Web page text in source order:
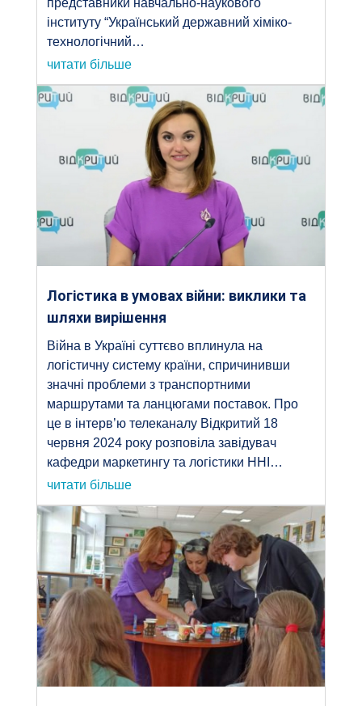
представники навчально-наукового
інституту “Український державний хіміко-
технологічний…
читати більше
Логістика в умовах війни: виклики та
шляхи вирішення
Війна в Україні суттєво вплинула на
логістичну систему країни, спричинивши
значні проблеми з транспортними
маршрутами та ланцюгами поставок. Про
це в інтерв’ю телеканалу Відкритий 18
червня 2024 року розповіла завідувач
кафедри маркетингу та логістики ННІ…
читати більше